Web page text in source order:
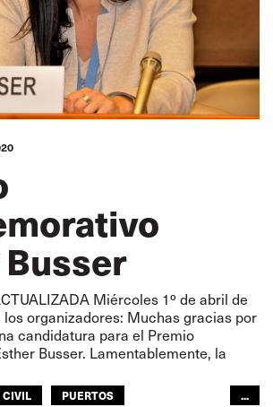
Miércoles 1º de abril de
organizadores: Muchas gracias por
candidatura para el Premio
Busser. Lamentablemente, la
CIVIL
PUERTOS
...